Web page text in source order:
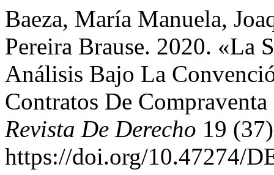
Baeza, María Manuela,
Pereira Brause. 2020. «La
Análisis Bajo La
Contratos De
Revista De Derecho 19
https://doi.org/10.47274/